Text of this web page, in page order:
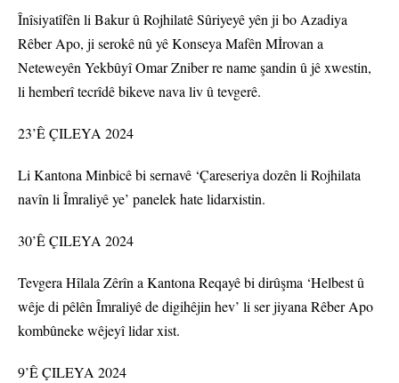
Înîsiyatîfên li Bakur û Rojhilatê Sûriyeyê yên ji bo Azadiya
Rêber Apo, ji serokê nû yê Konseya Mafên Mİrovan a
Neteweyên Yekbûyî Omar Zniber re name şandin û jê xwestin,
li hemberî tecrîdê bikeve nava liv û tevgerê.
23’Ê ÇILEYA 2024
Li Kantona Minbicê bi sernavê ‘Çareseriya dozên li Rojhilata
navîn li Îmraliyê ye’ panelek hate lidarxistin.
30’Ê ÇILEYA 2024
Tevgera Hîlala Zêrîn a Kantona Reqayê bi dirûşma ‘Helbest û
wêje di pêlên Îmraliyê de digihêjin hev’ li ser jiyana Rêber Apo
kombûneke wêjeyî lidar xist.
9’Ê ÇILEYA 2024